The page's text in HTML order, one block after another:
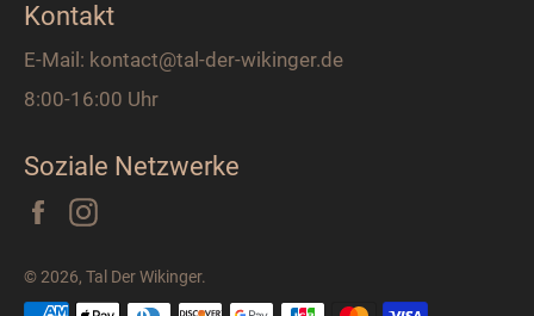
Kontakt
E-Mail: kontact@tal-der-wikinger.de
8:00-16:00 Uhr
Soziale Netzwerke
Facebook
© 2026, Tal Der Wikinger.
Zahlungsarten